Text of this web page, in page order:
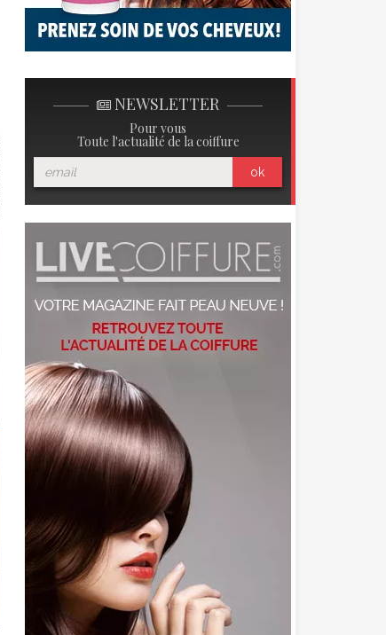
NEWSLETTER
Pour vous
Toute l'actualité de la coiffure
ok